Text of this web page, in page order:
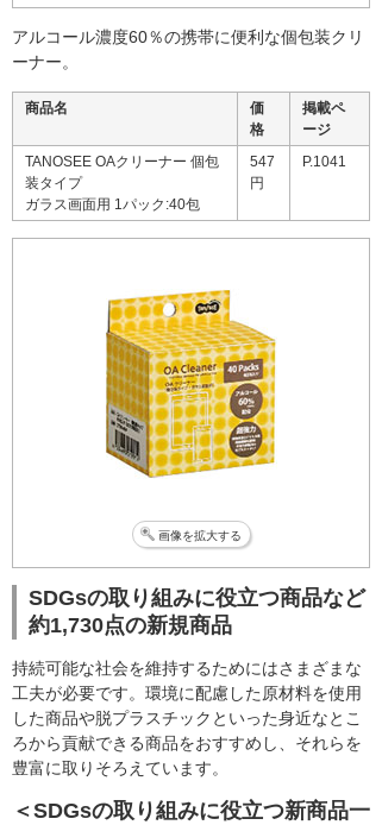
アルコール濃度60％の携帯に便利な個包装クリ
ーナー。
商品名
価
格
掲載ペ
ージ
TANOSEE OAクリーナー 個包
装タイプ
ガラス画面用 1パック:40包
547
円
P.1041
画像を拡大する
SDGsの取り組みに役立つ商品など
約1,730点の新規商品
持続可能な社会を維持するためにはさまざまな
工夫が必要です。環境に配慮した原材料を使用
した商品や脱プラスチックといった身近なとこ
ろから貢献できる商品をおすすめし、それらを
豊富に取りそろえています。
＜SDGsの取り組みに役立つ新商品一